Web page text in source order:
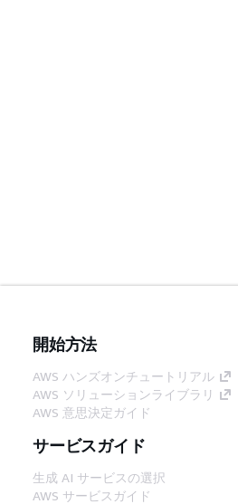
開始方法
AWS ハンズオンチュートリアル
AWS ソリューションライブラリ
AWS 意思決定ガイド
サービスガイド
生成 AI サービスの選択
AWS サービスガイド